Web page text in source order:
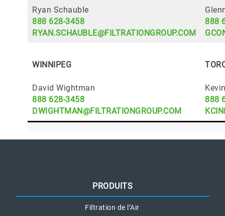
Ryan Schauble
888 628-3458
RYAN.SCHAUBLE@FILTRATIONGROUP.COM
888
WINNIPEG
David Wightman
888 628-3458
DWIGHTMAN@FILTRATIONGROUP.COM
888
PRODUITS
Filtration de l’Air